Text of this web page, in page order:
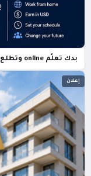
بدك تعلّم online وتطلع مدخول بين 500 $ و3000 $ بالشهر
إعلان